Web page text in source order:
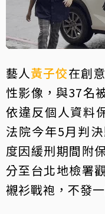
藝人黃子佼在創
性影像，與37名
依違反個人資料
法院今年5月判
度因緩刑期間附
分至台北地檢署
襯衫戰袍，不發